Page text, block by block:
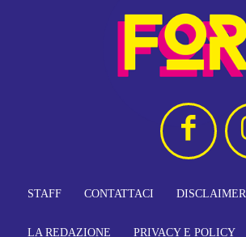
STAFF CONTATTACI DISCLAIMER
LA REDAZIONE PRIVACY E POLICY